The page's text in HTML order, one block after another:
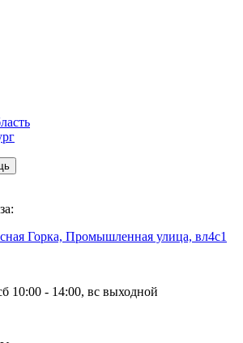
Горка, Промышленная улица, вл4с1
10:00 - 14:00, вс выходной